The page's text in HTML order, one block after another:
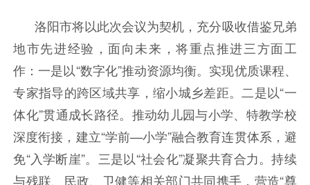
洛阳市将以此次会议为契机，充分吸收借鉴兄弟
地市先进经验，面向未来，将重点推进三方面工
作：一是以“数字化”推动资源均衡。实现优质课程、
专家指导的跨区域共享，缩小城乡差距。二是以“一
体化”贯通成长路径。推动幼儿园与小学、特教学校
深度衔接，建立“学前—小学”融合教育连贯体系，避
免“入学断崖”。三是以“社会化”凝聚共育合力。持续
与残联、民政、卫健等相关部门共同携手，营造“尊